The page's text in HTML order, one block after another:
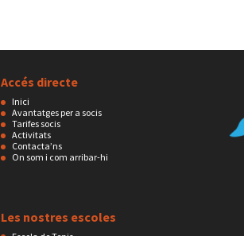
Accés directe
Inici
Avantatges per a socis
Tarifes socis
Activitats
Contacta’ns
On som i com arribar-hi
Les nostres escoles